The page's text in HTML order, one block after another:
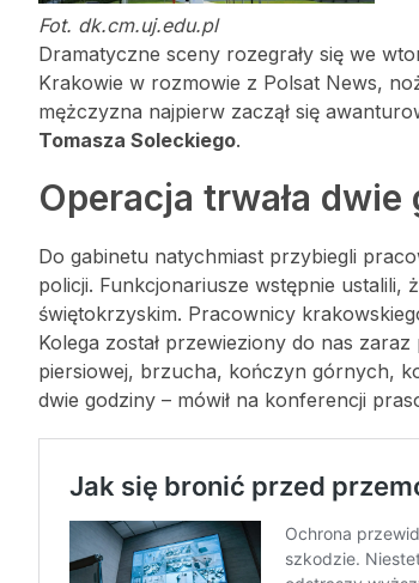
Fot. dk.cm.uj.edu.pl
Dramatyczne sceny rozegrały się we
Krakowie w rozmowie z Polsat News,
mężczyzna najpierw zaczął się
Tomasza Soleckiego.
Operacja trwała dwie
Do gabinetu natychmiast przybiegli
policji. Funkcjonariusze wstępnie ustalili,
świętokrzyskim. Pracownicy
Kolega został przewieziony do nas
piersiowej, brzucha, kończyn górnych,
dwie godziny – mówił na konferencji